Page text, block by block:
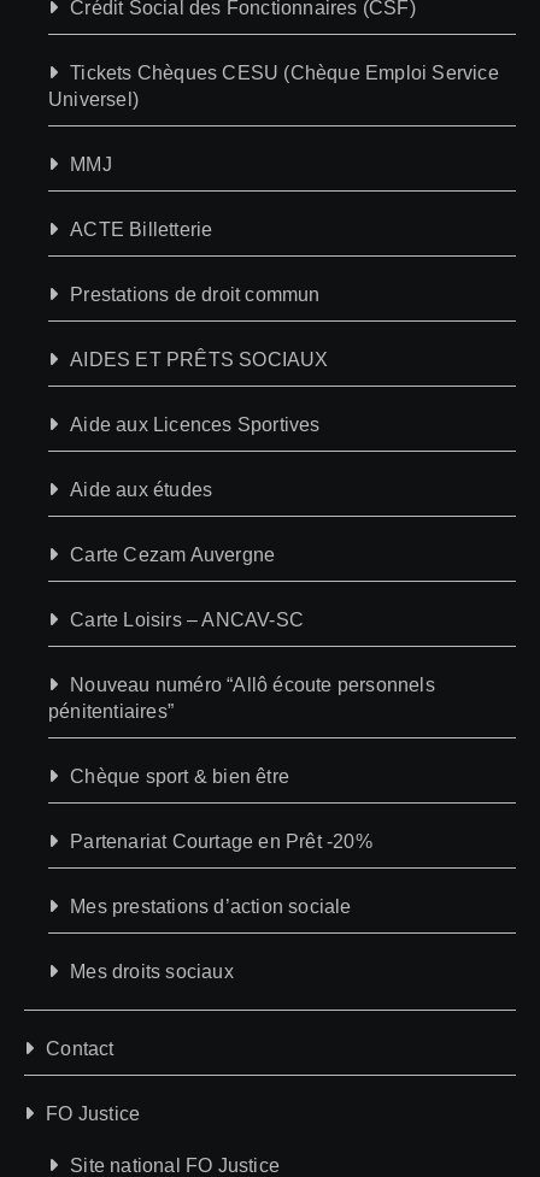
Crédit Social des Fonctionnaires (CSF)
Tickets Chèques CESU (Chèque Emploi Service
Universel)
MMJ
ACTE Billetterie
Prestations de droit commun
AIDES ET PRÊTS SOCIAUX
Aide aux Licences Sportives
Aide aux études
Carte Cezam Auvergne
Carte Loisirs – ANCAV-SC
Nouveau numéro “Allô écoute personnels
pénitentiaires”
Chèque sport & bien être
Partenariat Courtage en Prêt -20%
Mes prestations d’action sociale
Mes droits sociaux
Contact
FO Justice
Site national FO Justice